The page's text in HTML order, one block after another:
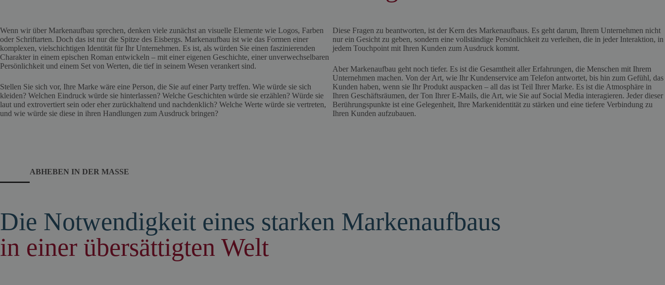
Wenn wir über Markenaufbau sprechen, denken viele zunächst an visuelle Elemente wie Logos, Farben
oder Schriftarten. Doch das ist nur die Spitze des Eisbergs. Markenaufbau ist wie das Formen einer
komplexen, vielschichtigen Identität für Ihr Unternehmen. Es ist, als würden Sie einen faszinierenden
Charakter in einem epischen Roman entwickeln – mit einer eigenen Geschichte, einer unverwechselbaren
Persönlichkeit und einem Set von Werten, die tief in seinem Wesen verankert sind.
Stellen Sie sich vor, Ihre Marke wäre eine Person, die Sie auf einer Party treffen. Wie würde sie sich
kleiden? Welchen Eindruck würde sie hinterlassen? Welche Geschichten würde sie erzählen? Würde sie
laut und extrovertiert sein oder eher zurückhaltend und nachdenklich? Welche Werte würde sie vertreten,
und wie würde sie diese in ihren Handlungen zum Ausdruck bringen?
Diese Fragen zu beantworten, ist der Kern des Markenaufbaus. Es geht darum, Ihrem Unternehmen nicht
nur ein Gesicht zu geben, sondern eine vollständige Persönlichkeit zu verleihen, die in jeder Interaktion, in
jedem Touchpoint mit Ihren Kunden zum Ausdruck kommt.
Aber Markenaufbau geht noch tiefer. Es ist die Gesamtheit aller Erfahrungen, die Menschen mit Ihrem
Unternehmen machen. Von der Art, wie Ihr Kundenservice am Telefon antwortet, bis hin zum Gefühl, das
Kunden haben, wenn sie Ihr Produkt auspacken – all das ist Teil Ihrer Marke. Es ist die Atmosphäre in
Ihren Geschäftsräumen, der Ton Ihrer E-Mails, die Art, wie Sie auf Social Media interagieren. Jeder dieser
Berührungspunkte ist eine Gelegenheit, Ihre Markenidentität zu stärken und eine tiefere Verbindung zu
Ihren Kunden aufzubauen.
ABHEBEN IN DER MASSE
Die Notwendigkeit eines starken Markenaufbaus
in einer übersättigten Welt